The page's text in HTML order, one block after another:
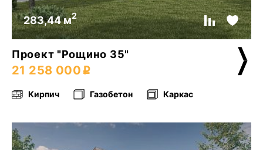
283,44 м2
Проект "Рощино 35"
21 258 000
Кирпич Газобетон Каркас